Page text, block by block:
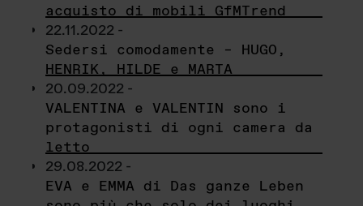
acquisto di mobili GfMTrend
22.11.2022 -
Sedersi comodamente – HUGO,
HENRIK, HILDE e MARTA
20.09.2022 -
VALENTINA e VALENTIN sono i
protagonisti di ogni camera da
letto
29.08.2022 -
EVA e EMMA di Das ganze Leben